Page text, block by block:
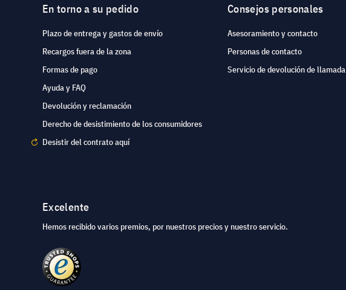
En torno a su pedido
Plazo de entrega y gastos de envío
Recargos fuera de la zona
Formas de pago
Ayuda y FAQ
Devolución y reclamación
Derecho de desistimiento de los consumidores
Desistir del contrato aquí
Consejos personales
Asesoramiento y contacto
Personas de contacto
Servicio de devolución de llamada
Excelente
Hemos recibido varios premios, por nuestros precios y nuestro servicio.